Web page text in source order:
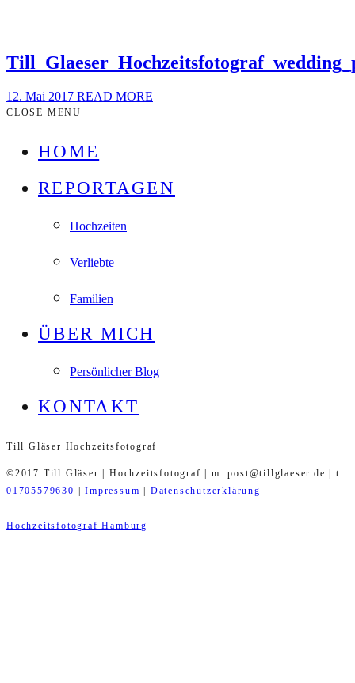
12. Mai 2017 READ MORE
CLOSE MENU
HOME
REPORTAGEN
Hochzeiten
Verliebte
Familien
ÜBER MICH
Persönlicher Blog
KONTAKT
Till Gläser Hochzeitsfotograf
©2017 Till Gläser | Hochzeitsfotograf | m. post@tillglaeser.de | t.
01705579630
|Impressum Datenschutzerklärung
Hochzeitsfotograf Hamburg